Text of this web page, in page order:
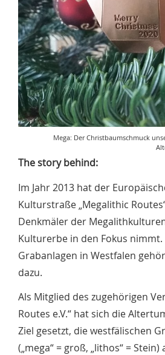
Mega: Der Christbaumschmuck
The story behind:
Im Jahr 2013 hat der
Kulturstraße „Megalithic
Denkmäler der
Kulturerbe in den Fokus
Grabanlagen in Westfalen
dazu.
Als Mitglied des zugehörigen
Routes e.V.“ hat sich die
Ziel gesetzt, die westfälischen
(„mega“ = groß, „lithos“ = Stein)